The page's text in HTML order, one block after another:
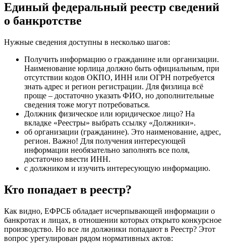
Единый федеральный реестр сведений
о банкротстве
Нужные сведения доступны в несколько шагов:
Получить информацию о гражданине или организации.
Наименование юрлица должно быть официальным, при
отсутствии кодов ОКПО, ИНН или ОГРН потребуется
знать адрес и регион регистрации. Для физлица всё
проще – достаточно указать ФИО, но дополнительные
сведения тоже могут потребоваться.
Должник физическое или юридическое лицо? На
вкладке «Реестры» выбрать ссылку «Должники».
об организации (гражданине). Это наименование, адрес,
регион. Важно! Для получения интересующей
информации необязательно заполнять все поля,
достаточно ввести ИНН.
с должником и изучить интересующую информацию.
Кто попадает в реестр?
Как видно, ЕФРСБ обладает исчерпывающей информации о
банкротах и лицах, в отношении которых открыто конкурсное
производство. Но все ли должники попадают в Реестр? Этот
вопрос урегулирован рядом нормативных актов: